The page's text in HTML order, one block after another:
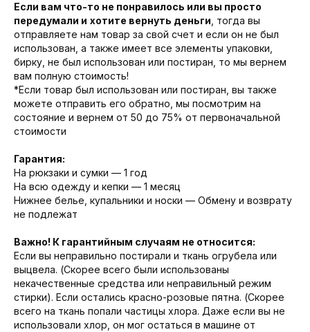
Если вам что-то не понравилось или вы просто
передумали и хотите вернуть деньги , тогда вы
отправляете нам товар за свой счет и если он не был
использован, а также имеет все элементы упаковки,
бирку, не был использован или постиран, то мы вернем
вам полную стоимость!
*Если товар был использован или постиран, вы также
можете отправить его обратно, мы посмотрим на
состояние и вернем от 50 до 75% от первоначальной
стоимости
Гарантия:
На рюкзаки и сумки — 1 год
На всю одежду и кепки — 1 месяц
Нижнее белье, купальники и носки — Обмену и возврату
не подлежат
Важно! К гарантийным случаям не относится:
Если вы неправильно постирали и ткань огрубела или
выцвела. (Скорее всего были использованы
некачественные средства или неправильный режим
стирки). Если остались красно-розовые пятна. (Скорее
всего на ткань попали частицы хлора. Даже если вы не
использовали хлор, он мог остаться в машине от